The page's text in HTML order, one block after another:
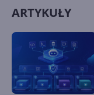
ARTYKUŁY